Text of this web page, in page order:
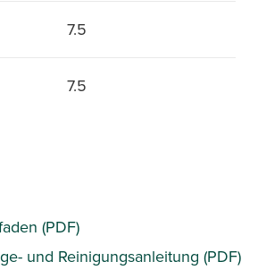
7.5
7.5
(PDF)
und Reinigungsanleitung (PDF)